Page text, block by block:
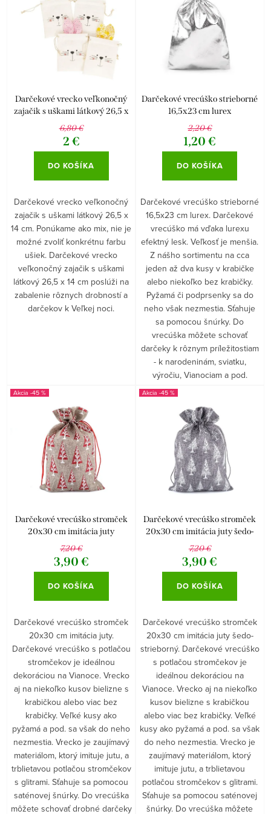
k
d
u
v
Abecedne
Darčekové vrecko veľkonočný
zajačik s uškami látkový 26,5 x
14 cm
6,80 €
2 €
DO KOŠÍKA
Darčekové vrecko veľkonočný
zajačik s uškami látkový 26,5 x
14 cm. Ponúkame ako mix, nie je
možné zvoliť konkrétnu farbu
ušiek. Darčekové vrecko
veľkonočný zajačik s uškami
látkový 26,5 x 14 cm poslúži na
zabalenie rôznych drobností a
darčekov k Veľkej noci.
Darčekové vrecúško strieborné
16,5x23 cm lurex
2,20 €
1,20 €
DO KOŠÍKA
Darčekové vrecúško strieborné
16,5x23 cm lurex. Darčekové
vrecúško má vďaka lurexu
efektný lesk. Veľkosť je menšia.
Z nášho sortimentu na cca
jeden až dva kusy v krabičke
alebo niekoľko bez krabičky.
Pyžamá či podprsenky sa do
neho však nezmestia. Sťahuje
sa pomocou šnúrky. Do
vrecúška môžete schovať
darčeky k rôznym príležitostiam
- k narodeninám, sviatku,
výročiu, Vianociam a pod.
-45 %
Darčekové vrecúško stromček
20x30 cm imitácia juty
7,20 €
3,90 €
DO KOŠÍKA
Darčekové vrecúško stromček
20x30 cm imitácia juty.
Darčekové vrecúško s potlačou
stromčekov je ideálnou
dekoráciou na Vianoce. Vrecko
aj na niekoľko kusov bielizne s
krabičkou alebo viac bez
krabičky. Veľké kusy ako
pyžamá a pod. sa však do neho
nezmestia. Vrecko je zaujímavý
materiálom, ktorý imituje jutu, a
trblietavou potlačou stromčekov
s glitrami. Sťahuje sa pomocou
saténovej šnúrky. Do vrecúška
môžete schovať drobné darčeky
-45 %
Darčekové vrecúško stromček
20x30 cm imitácia juty šedo-
strieborný
7,20 €
3,90 €
DO KOŠÍKA
Darčekové vrecúško stromček
20x30 cm imitácia juty šedo-
strieborný. Darčekové vrecúško
s potlačou stromčekov je
ideálnou dekoráciou na
Vianoce. Vrecko aj na niekoľko
kusov bielizne s krabičkou
alebo viac bez krabičky. Veľké
kusy ako pyžamá a pod. sa však
do neho nezmestia. Vrecko je
zaujímavý materiálom, ktorý
imituje jutu, a trblietavou
potlačou stromčekov s glitrami.
Sťahuje sa pomocou saténovej
šnúrky. Do vrecúška môžete